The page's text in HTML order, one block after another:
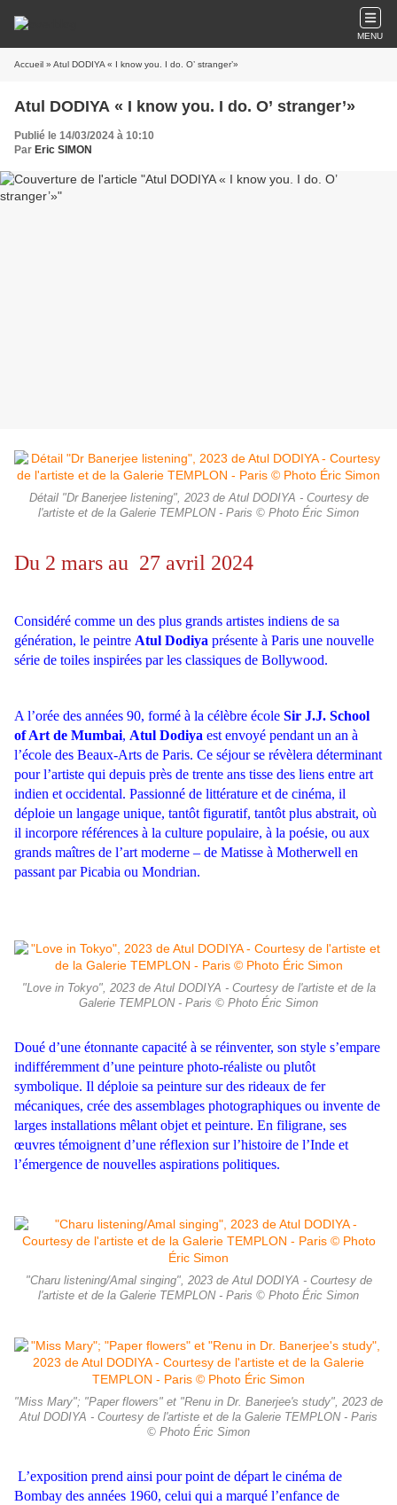
MENU
Accueil » Atul DODIYA « I know you. I do. O’ stranger’»
Atul DODIYA « I know you. I do. O’ stranger’»
Publié le 14/03/2024 à 10:10
Par Eric SIMON
Détail "Dr Banerjee listening", 2023 de Atul DODIYA - Courtesy de
l'artiste et de la Galerie TEMPLON - Paris © Photo Éric Simon
Du 2 mars au 27 avril 2024
Considéré comme un des plus grands artistes indiens de sa
génération, le peintre Atul Dodiya présente à Paris une nouvelle
série de toiles inspirées par les classiques de Bollywood.
A l’orée des années 90, formé à la célèbre école Sir J.J. School
of Art de Mumbai, Atul Dodiya est envoyé pendant un an à
l’école des Beaux-Arts de Paris. Ce séjour se révèlera déterminant
pour l’artiste qui depuis près de trente ans tisse des liens entre art
indien et occidental. Passionné de littérature et de cinéma, il
déploie un langage unique, tantôt figuratif, tantôt plus abstrait, où
il incorpore références à la culture populaire, à la poésie, ou aux
grands maîtres de l’art moderne – de Matisse à Motherwell en
passant par Picabia ou Mondrian.
"Love in Tokyo", 2023 de Atul DODIYA - Courtesy de l'artiste et de la
Galerie TEMPLON - Paris © Photo Éric Simon
Doué d’une étonnante capacité à se réinventer, son style s’empare
indifféremment d’une peinture photo-réaliste ou plutôt
symbolique. Il déploie sa peinture sur des rideaux de fer
mécaniques, crée des assemblages photographiques ou invente de
larges installations mêlant objet et peinture. En filigrane, ses
œuvres témoignent d’une réflexion sur l’histoire de l’Inde et
l’émergence de nouvelles aspirations politiques.
"Charu listening/Amal singing", 2023 de Atul DODIYA - Courtesy de
l'artiste et de la Galerie TEMPLON - Paris © Photo Éric Simon
"Miss Mary"; "Paper flowers" et "Renu in Dr. Banerjee's study", 2023 de
Atul DODIYA - Courtesy de l'artiste et de la Galerie TEMPLON - Paris
© Photo Éric Simon
L’exposition prend ainsi pour point de départ le cinéma de
Bombay des années 1960, celui qui a marqué l’enfance de